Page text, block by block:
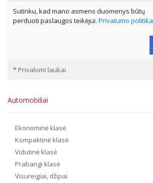
Sutinku, kad mano asmens duomenys būtų
perduoti paslaugos teikėjui. Privatumo politika
* Privalomi laukai
Automobiliai
Ekonominė klasė
Kompaktinė klasė
Vidutinė klasė
Prabangi klasė
Visureigiai, džipai